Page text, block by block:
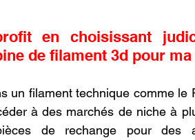
en choisissant
de filament 3d pour
un filament technique comme
à des marchés de niche à
de rechange pour des